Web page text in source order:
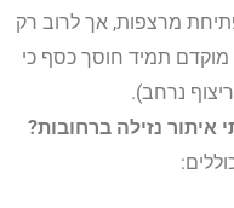
מרצפות, אך לרוב רק
מוקדם תמיד חוסך כסף כי
נרחב).
איתור נזילה ברחובות?